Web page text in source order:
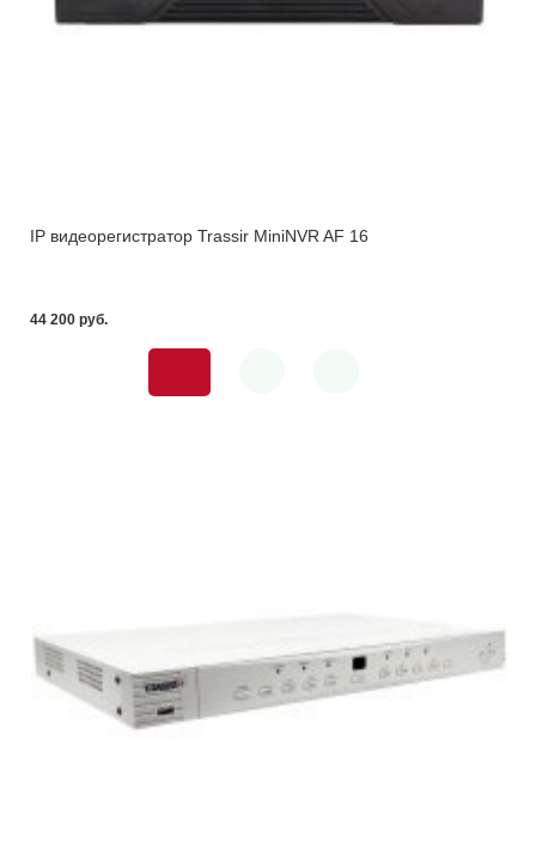
IP видеорегистратор Trassir MiniNVR AF 16
44 200 pуб.